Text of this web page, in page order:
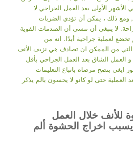
الأولى بعد العمل الجراحي لا
ذلك ، يمكن أن تؤدي الضربات
لا ينبغي أن ننسى أن الصدمات القوية
لعملية جراحية أبدًا. انه من
التي من الممكن ان تصادف هي نزيف الأنف
العمل الشاق بعد العمل الجراحي بأقل
ايغى بنصح مرضاه باتباع التعليمات
العملية حتى لو كانو لا يحسون بالم يذكر
خلال العمل
اخراج الحشوة ألم